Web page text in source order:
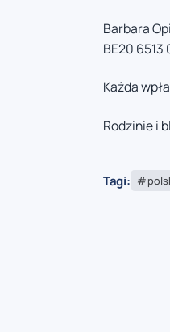
Barbara
BE20 6513
Każda
Rodzinie i
Tagi: